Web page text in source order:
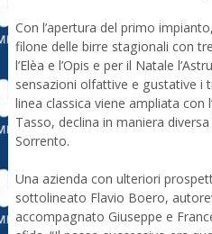
Con l’apertura del primo
filone delle birre stagionali con
l’Elèa e l’Opis e per il Natale
sensazioni olfattive e gustative i
linea classica viene ampliata con
Tasso, declina in maniera
Sorrento.
Una azienda con ulteriori
sottolineato Flavio Boero,
accompagnato Giuseppe e